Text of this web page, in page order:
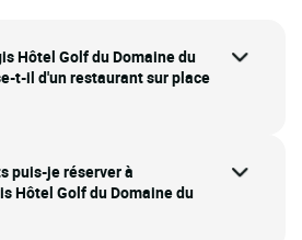
Hôtel Golf du Domaine du
t-il d'un restaurant sur place
puis-je réserver à
Hôtel Golf du Domaine du